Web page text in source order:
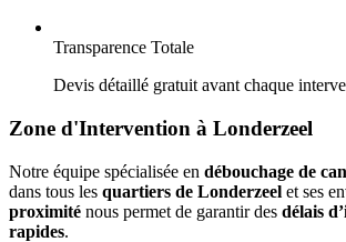
Transparence Totale
Devis détaillé gratuit avant chaque
Zone d'Intervention à Londerzeel
Notre équipe spécialisée en débouchage de
dans tous les quartiers de Londerzeel et ses
proximité nous permet de garantir des délais
rapides.